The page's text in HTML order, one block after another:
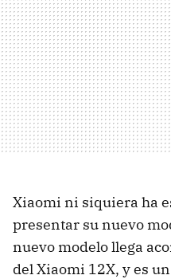
Xiaomi ni siquiera ha
presentar su nuevo
nuevo modelo llega
del Xiaomi 12X, y es